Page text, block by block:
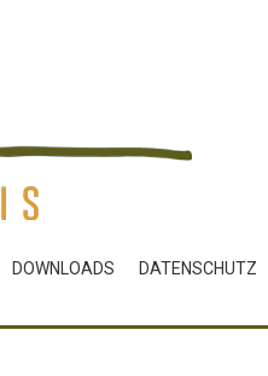
DOWNLOADS DATENSCHUTZ